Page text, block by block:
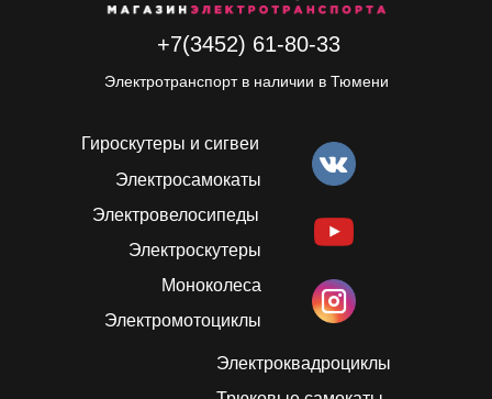
Гироскутеры и сигвеи
Электросамокаты
Электровелосипеды
Электроскутеры
Моноколеса
Электромотоциклы
Электроквадроциклы
+7(3452) 61-80-33
Электротранспорт в наличии в Тюмени